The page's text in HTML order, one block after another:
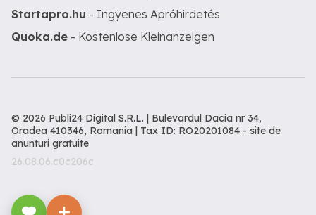
Startapro.hu - Ingyenes Apróhirdetés
Quoka.de - Kostenlose Kleinanzeigen
© 2026 Publi24 Digital S.R.L. | Bulevardul Dacia nr 34,
Oradea 410346, Romania | Tax ID: RO20201084 - site de
anunturi gratuite
26.08.06.c0c206c